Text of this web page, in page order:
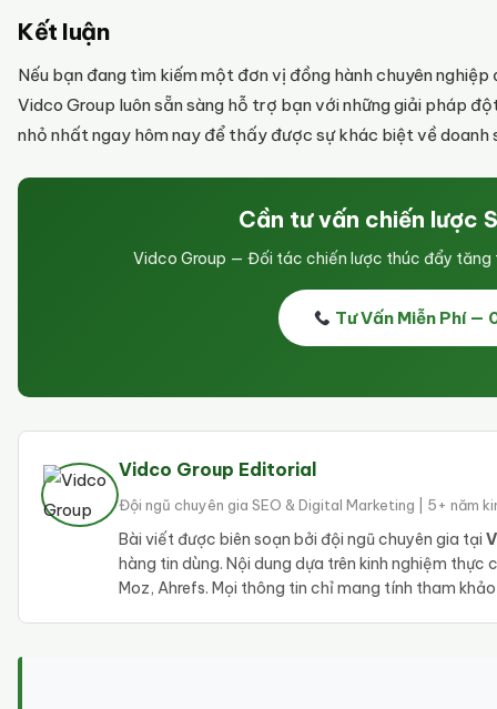
Kết luận
Nếu bạn đang tìm kiếm một đơn vị đồng hành chuyên nghiệp
Vidco Group luôn sẵn sàng hỗ trợ bạn với những giải pháp
nhỏ nhất ngay hôm nay để thấy được sự khác biệt về doanh
Cần tư vấn chiến lược
Vidco Group — Đối tác chiến lược thúc đẩy
Tư Vấn Miễn Phí —
Vidco Group Editorial
Đội ngũ chuyên gia SEO & Digital Marketing | 5+ năm
Bài viết được biên soạn bởi đội ngũ chuyên gia tại
hàng tin dùng. Nội dung dựa trên kinh nghiệm
Moz, Ahrefs. Mọi thông tin chỉ mang tính tham